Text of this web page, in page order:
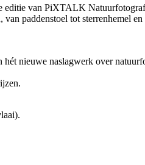
editie van PiXTALK
paddenstoel tot sterrenhemel
nieuwe naslagwerk over